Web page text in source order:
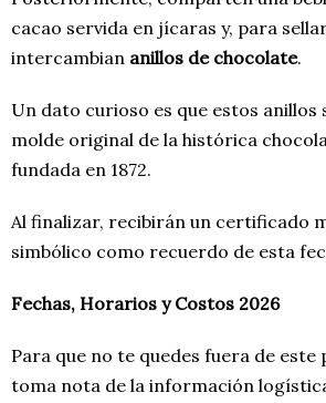
cacao servida en jícaras y, para
intercambian anillos de chocolate.
Un dato curioso es que estos anillos
molde original de la histórica
fundada en 1872.
Al finalizar, recibirán un certificado
simbólico como recuerdo de esta
Fechas, Horarios y Costos 2026
Para que no te quedes fuera de
toma nota de la información